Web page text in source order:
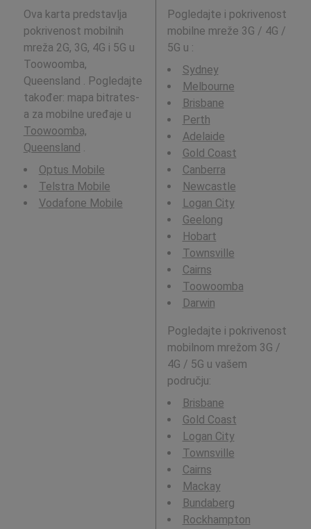
Ova karta predstavlja
pokrivenost mobilnih
mreža 2G, 3G, 4G i 5G u
Toowoomba,
Queensland . Pogledajte
također: mapa bitrates-
a za mobilne uređaje u
Toowoomba,
Queensland .
Optus Mobile
Telstra Mobile
Vodafone Mobile
Pogledajte i pokrivenost
mobilne mreže 3G / 4G /
5G u :
Sydney
Melbourne
Brisbane
Perth
Adelaide
Gold Coast
Canberra
Newcastle
Logan City
Geelong
Hobart
Townsville
Cairns
Toowoomba
Darwin
Pogledajte i pokrivenost
mobilnom mrežom 3G /
4G / 5G u vašem
području:
Brisbane
Gold Coast
Logan City
Townsville
Cairns
Mackay
Bundaberg
Rockhampton